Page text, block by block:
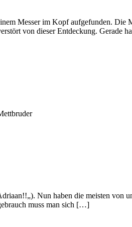
Messer im Kopf aufgefunden. Die
von dieser Entdeckung. Gerade
Nun haben die meisten von
muss man sich […]